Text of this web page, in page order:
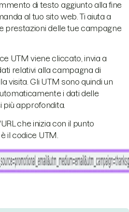
di testo aggiunto alla fine
al tuo sito web. Ti aiuta a
prestazioni delle tue campagne
UTM viene cliccato, invia a
relativi alla campagna di
visita. Gli UTM sono quindi un
i dati delle
più approfondita.
che inizia con il punto
il codice UTM.